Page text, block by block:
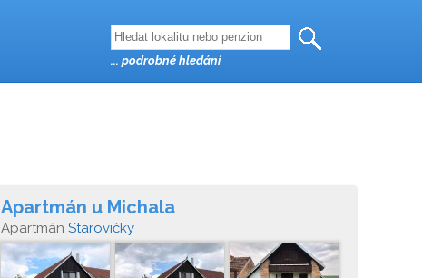
Apartmán u Michala
Apartmán Starovičky
... podrobné hledání